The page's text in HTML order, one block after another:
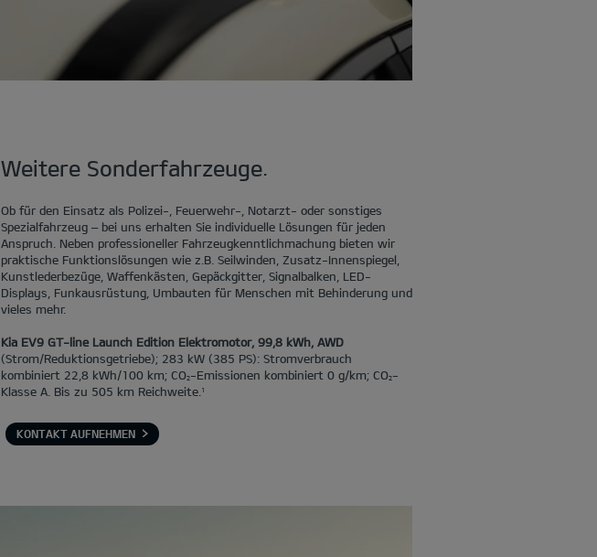
Weitere Sonderfahrzeuge.
Ob für den Einsatz als Polizei-, Feuerwehr-, Notarzt- oder sonstiges
Spezialfahrzeug – bei uns erhalten Sie individuelle Lösungen für jeden
Anspruch. Neben professioneller Fahrzeugkenntlichmachung bieten wir
praktische Funktionslösungen wie z.B. Seilwinden, Zusatz-Innenspiegel,
Kunstlederbezüge, Waffenkästen, Gepäckgitter, Signalbalken, LED-
Displays, Funkausrüstung, Umbauten für Menschen mit Behinderung und
vieles mehr.
Kia EV9 GT-line Launch Edition Elektromotor, 99,8 kWh, AWD
(Strom/Reduktionsgetriebe); 283 kW (385 PS): Stromverbrauch
kombiniert 22,8 kWh/100 km; CO2-Emissionen kombiniert 0 g/km; CO2-
Klasse A. Bis zu 505 km Reichweite. 1
KONTAKT AUFNEHMEN